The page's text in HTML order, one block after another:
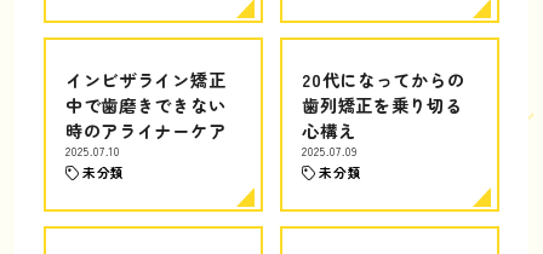
インビザライン矯正
中で歯磨きできない
時のアライナーケア
2025.07.10
未分類
20代になってからの
歯列矯正を乗り切る
心構え
2025.07.09
未分類